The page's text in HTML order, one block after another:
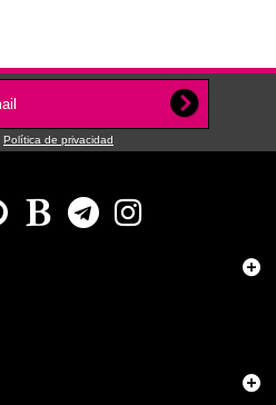
Política de privacidad